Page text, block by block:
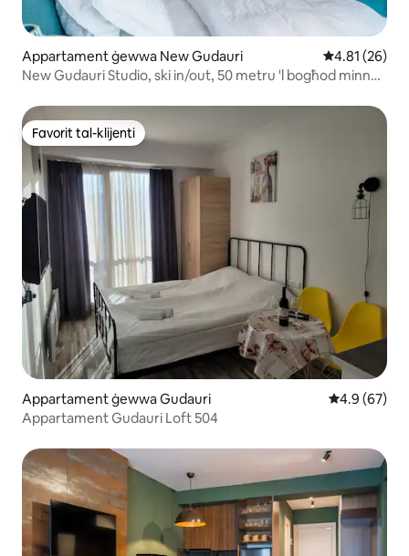
Appartament ġewwa New Gudauri Rating
4.81 (26)
New Gudauri Studio, ski in/out, 50 metru 'l bogħod minn
Favorit tal-klijenti
Favorit tal-klijenti
Appartament ġewwa Gudauri Rating
4.9 (67)
Appartament Gudauri Loft 504